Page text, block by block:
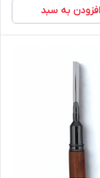
افزودن به سبد